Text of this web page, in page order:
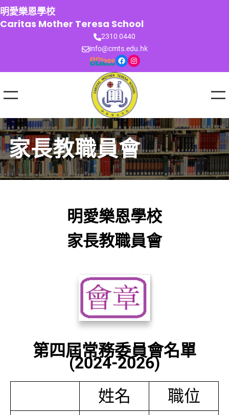
跳
至
主
明愛樂恩學校
Caritas Mother Teresa School
2310 0440
info@cmts.edu.hk
Facebook Instagram
家長教職員會
明愛樂恩學校
家長教職員會
第四屆常務委員會名單
(2024-2026)
姓名
職位